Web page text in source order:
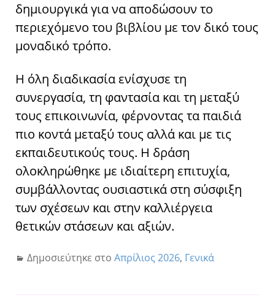
δημιουργικά για να αποδώσουν το
περιεχόμενο του βιβλίου με τον δικό τους
μοναδικό τρόπο.
Η όλη διαδικασία ενίσχυσε τη
συνεργασία, τη φαντασία και τη μεταξύ
τους επικοινωνία, φέρνοντας τα παιδιά
πιο κοντά μεταξύ τους αλλά και με τις
εκπαιδευτικούς τους. Η δράση
ολοκληρώθηκε με ιδιαίτερη επιτυχία,
συμβάλλοντας ουσιαστικά στη σύσφιξη
των σχέσεων και στην καλλιέργεια
θετικών στάσεων και αξιών.
Δημοσιεύτηκε στο Απρίλιος 2026, Γενικά